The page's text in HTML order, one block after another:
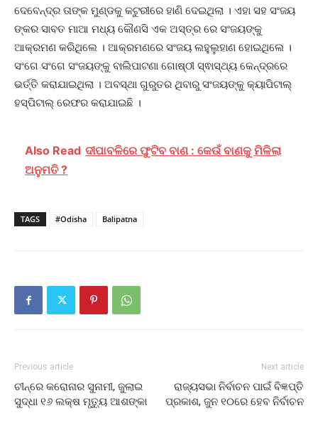
ଦେବେନ୍ଦ୍ର ତାଙ୍କ ମୁଣ୍ଡକୁ କଟୁରୀରେ ହାଣି ଦେଇଥିଲା । ଏହା ସହ ସଂଜୟ
ଙ୍କର ସାବତ ମାଆ ମଧ୍ୟ କୌଣସି ଏକ ଅସ୍ତ୍ର ରେ ସଂଜୟଙ୍କୁ
ଆକ୍ରମଣ କରିଥିଲେ । ଆକ୍ରମଣରେ ସଂଜୟ ଲହୁଲୁହାଣ ହୋଇଥିଲେ ।
ସଂଗେ ସଂଗେ ସଂଜୟଙ୍କୁ ବାଲିପାଟଣା ଗୋଷ୍ଠୀ ସ୍ଵାସ୍ଥ୍ୟ କେନ୍ଦ୍ରରେ
ଭର୍ତ୍ତି କରାଯାଇଥିଲା । ଅବସ୍ଥା ଗୁରୁତର ଥିବାରୁ ସଂଜୟଙ୍କୁ କ୍ୟାପିଟାଲ୍
ହସ୍ପିଟାଲ୍‌ ରେଫର କରାଯାଇଛି ।
Also Read ଦୀପାବଳିରେ ଫୁଟିବ ବାଣ : କେଉଁ ବାଣକୁ ମିଳିଲା
ଅନୁମତି ?
TAGS #Odisha Balipatna
Previous article
ଚୀନ୍‌ରେ କରୋନାର ସୁନାମୀ, ଜୁଲାଇ
ସୁଦ୍ଧା ୧୬ ଲକ୍ଷ ମୃତ୍ୟୁ ଆଶଙ୍କା
Next article
ରାଜ୍ୟସଭା ନିର୍ବାଚନ ପାଇଁ ବିଜ୍ଞପ୍ତି
ପ୍ରକାଶ, ଜୁନ ୧୦ରେ ହେବ ନିର୍ବାଚନ